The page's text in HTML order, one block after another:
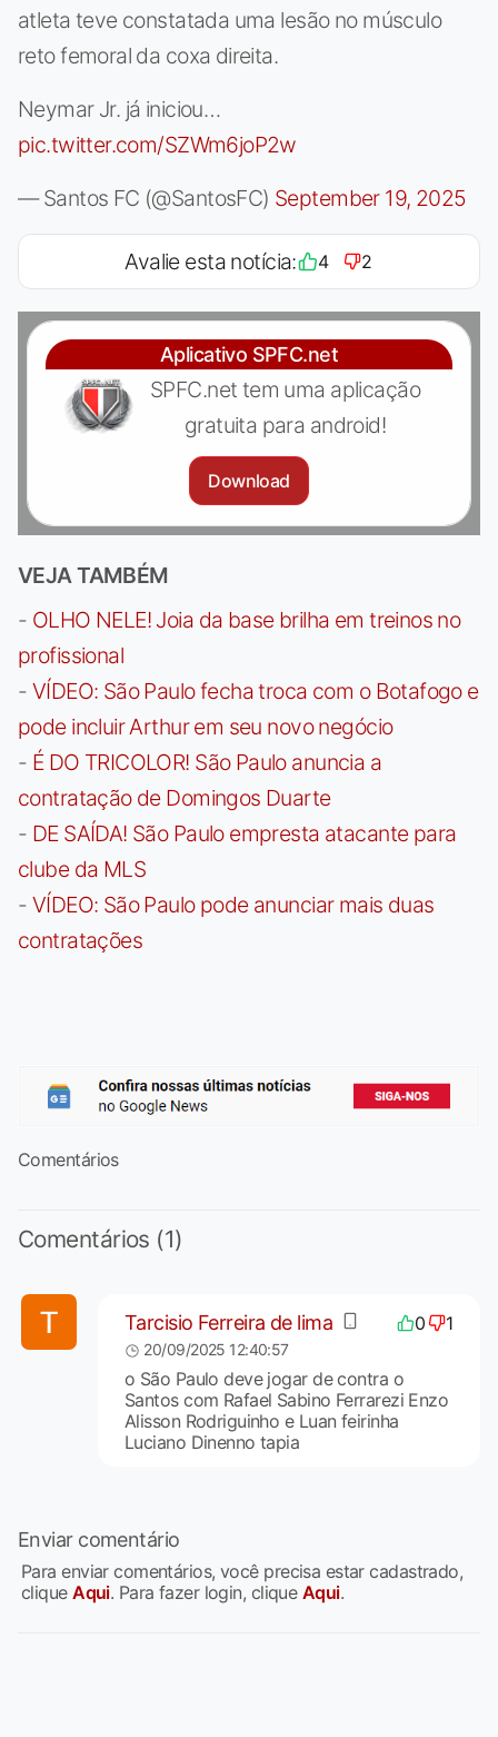
atleta teve constatada uma lesão no músculo
reto femoral da coxa direita.
Neymar Jr. já iniciou…
pic.twitter.com/SZWm6joP2w
— Santos FC (@SantosFC) September 19, 2025
Avalie esta notícia: 4 2
Aplicativo SPFC.net
SPFC.net tem uma aplicação
gratuita para android!
Download
VEJA TAMBÉM
- OLHO NELE! Joia da base brilha em treinos no
profissional
- VÍDEO: São Paulo fecha troca com o Botafogo e
pode incluir Arthur em seu novo negócio
- É DO TRICOLOR! São Paulo anuncia a
contratação de Domingos Duarte
- DE SAÍDA! São Paulo empresta atacante para
clube da MLS
- VÍDEO: São Paulo pode anunciar mais duas
contratações
Comentários
Comentários (1)
Tarcisio Ferreira de lima 0 1
20/09/2025 12:40:57
o São Paulo deve jogar de contra o
Santos com Rafael Sabino Ferrarezi Enzo
Alisson Rodriguinho e Luan feirinha
Luciano Dinenno tapia
Enviar comentário
Para enviar comentários, você precisa estar cadastrado,
cliqueAqui. Para fazer login, clique Aqui.